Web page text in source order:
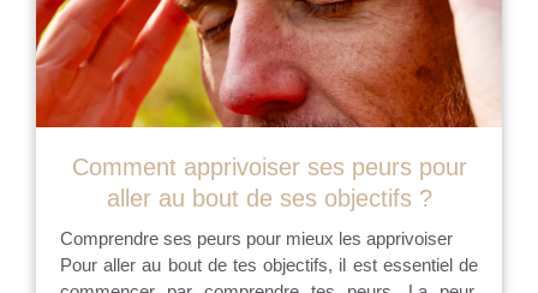
Comment apprivoiser ses peurs pour
aller au bout de ses objectifs ?
Comprendre ses peurs pour mieux les apprivoiser
Pour aller au bout de tes objectifs, il est essentiel de